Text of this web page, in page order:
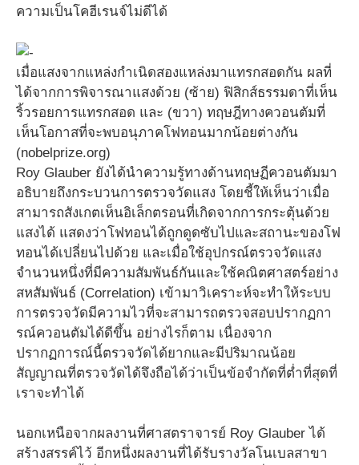
ความเป็นโคฮีเรนจ์ไม่ดีได้
เมื่อแสงจากแหล่งกำเนิดสองแหล่งมาแทรกสอดกัน ผลที่
ได้จากการพิจารณาแสงด้วย (ซ้าย) ฟิสิกส์ธรรมดาที่เห็น
ริ้วรอยการแทรกสอด และ (ขวา) ทฤษฎีทางควอนตัมที่
เห็นโอกาสที่จะพบอนุภาคโฟทอนมากน้อยต่างกัน
(nobelprize.org)
Roy Glauber ยังได้นำความรู้ทางด้านทฤษฏีควอนตัมมา
อธิบายถึงกระบวนการตรวจวัดแสง โดยชี้ให้เห็นว่าเมื่อ
สามารถสังเกตเห็นอิเล็กตรอนที่เกิดจากการกระตุ้นด้วย
แสงได้ แสดงว่าโฟทอนได้ถูกดูดซับไปและสถานะของโฟ
ทอนได้เปลี่ยนไปด้วย และเมื่อใช้อุปกรณ์ตรวจวัดแสง
จำนวนหนึ่งที่มีความสัมพันธ์กันและใช้คณิตศาสตร์อย่าง
สหสัมพันธ์ (Correlation) เข้ามาวิเคราะห์จะทำให้ระบบ
การตรวจวัดมีความไวที่จะสามารถตรวจสอบปรากฏกา
รณ์ควอนตัมได้ดีขึ้น อย่างไรก็ตาม เนื่องจาก
ปรากฏการณ์นี้ตรวจวัดได้ยากและมีปริมาณน้อย
สัญญาณที่ตรวจวัดได้จึงถือได้ว่าเป็นข้อจำกัดที่ต่ำที่สุดที่
เราจะทำได้
นอกเหนือจากผลงานที่ศาสตราจารย์ Roy Glauber ได้
สร้างสรรค์ไว้ อีกหนึ่งผลงานที่ได้รับรางวัลโนเบลสาขา